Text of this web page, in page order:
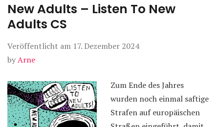
New Adults – Listen To New
Adults CS
Veröffentlicht am 17. Dezember 2024
byArne
Zum Ende des Jahres
wurden noch einmal saftige
Strafen auf europäischen